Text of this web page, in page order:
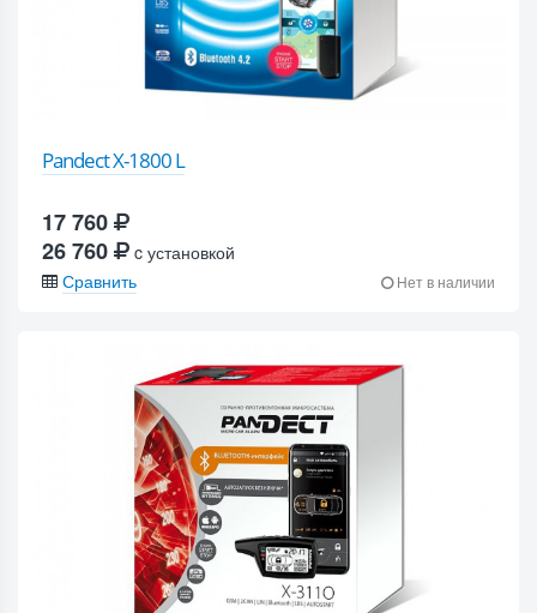
Pandect X-1800 L
17 760
26 760
c установкой
Сравнить
Нет в наличии